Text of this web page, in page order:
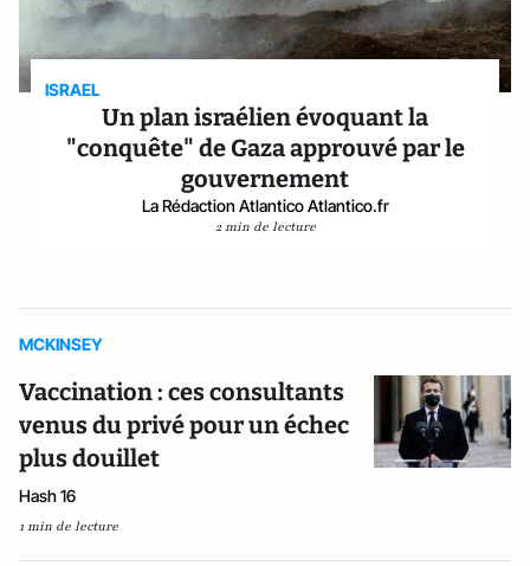
ISRAEL
Un plan israélien évoquant la
"conquête" de Gaza approuvé par le
gouvernement
La Rédaction Atlantico Atlantico.fr
2 min de lecture
MCKINSEY
Vaccination : ces consultants
venus du privé pour un échec
plus douillet
Hash 16
1 min de lecture